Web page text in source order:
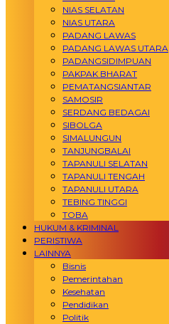
NIAS SELATAN
NIAS UTARA
PADANG LAWAS
PADANG LAWAS UTARA
PADANGSIDIMPUAN
PAKPAK BHARAT
PEMATANGSIANTAR
SAMOSIR
SERDANG BEDAGAI
SIBOLGA
SIMALUNGUN
TANJUNGBALAI
TAPANULI SELATAN
TAPANULI TENGAH
TAPANULI UTARA
TEBING TINGGI
TOBA
HUKUM & KRIMINAL
PERISTIWA
LAINNYA
Bisnis
Pemerintahan
Kesehatan
Pendidikan
Politik